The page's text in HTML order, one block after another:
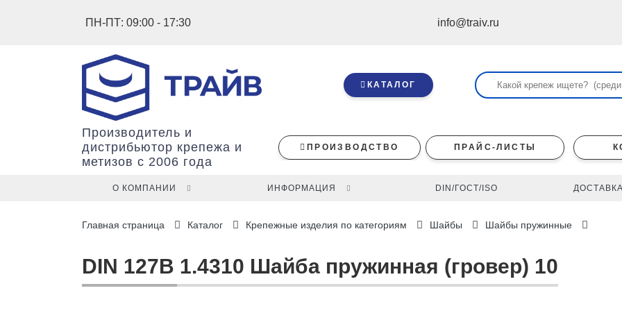
ПН-ПТ: 09:00 - 17:30 info@traiv.ru
КАТАЛОГ
Производитель и
дистрибьютор крепежа и
метизов с 2006 года
ПРОИЗВОДСТВО ПРАЙС-ЛИСТЫ
О КОМПАНИИ ИНФОРМАЦИЯ DIN/ГОСТ/ISO
Главная страница Каталог Крепежные изделия по категориям Шайбы Шайбы пружинные
DIN 127В 1.4310 Шайба пружинная (гровер) 10